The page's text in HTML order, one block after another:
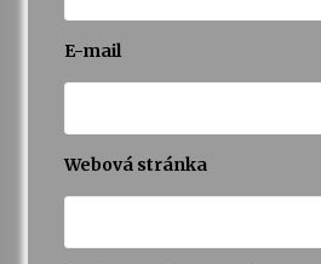
E-mail
Webová stránka